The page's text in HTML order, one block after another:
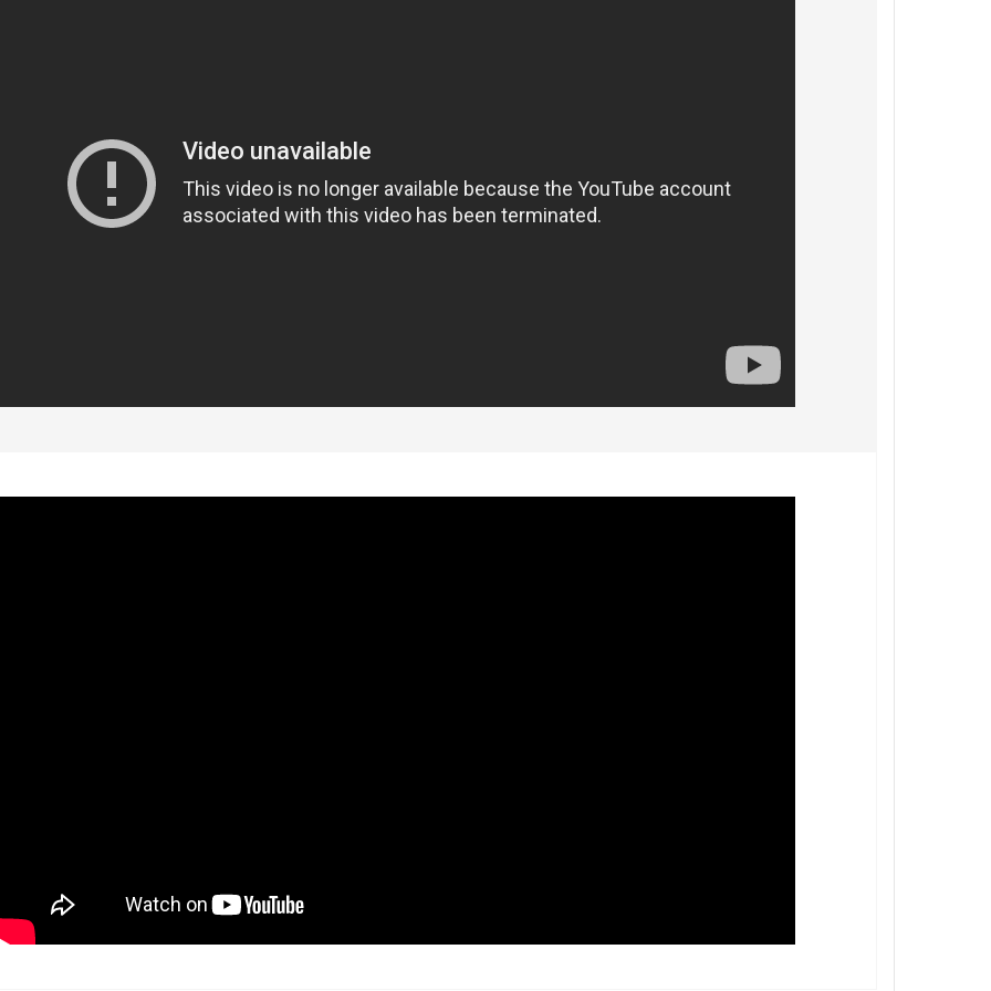
недостатком данного варианта считается несколько меньшая прочность и надежность, чем у разборных
однако эта разница заметна лишь на высоких нагрузках. В свете этого телескопические трубки весьма популярны в
пылесосах (см. «Тип»), однако встречаются и в других разновидностях — в том числе промышленных
Фактически «телескоп» нельзя встретить лишь в трех видах пылесосов: в роботах (они в принципе не